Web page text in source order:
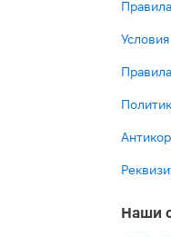
Наши